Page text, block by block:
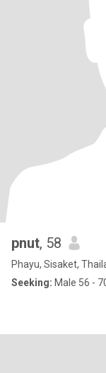
pnut, 58
Phayu, Sisaket,
Seeking: Male 56 -